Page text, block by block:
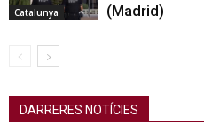
Catalunya
(Madrid)
DARRERES NOTÍCIES